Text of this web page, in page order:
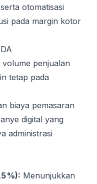
otomatisasi
pada margin kotor
penjualan
tetap pada
biaya pemasaran
digital yang
administrasi
%): Menunjukkan